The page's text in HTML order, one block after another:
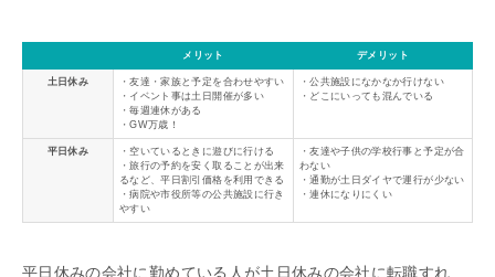
メリット デメリット
土日休み
・友達・家族と予定を合わせやすい
・イベント事は土日開催が多い
・毎週連休がある
・GW万歳！
・公共施設になかなか行けない
・どこにいっても混んでいる
平日休み
・空いているときに遊びに行ける
・旅行の予約を安く取ることが出来
るなど、平日割引価格を利用できる
・病院や市役所等の公共施設に行き
やすい
・友達や子供の学校行事と予定が合
わない
・通勤が土日ダイヤで運行が少ない
・連休になりにくい
平日休みの会社に勤めている人が土日休みの会社に転職すれ